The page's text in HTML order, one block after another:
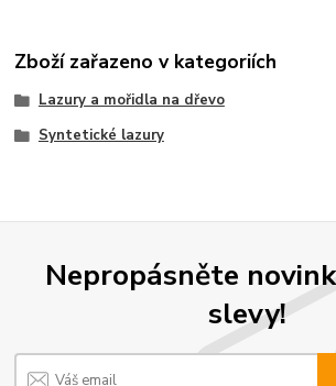
Zboží zařazeno v kategoriích
Lazury a mořidla na dřevo
Syntetické lazury
Nepropásněte
slevy!